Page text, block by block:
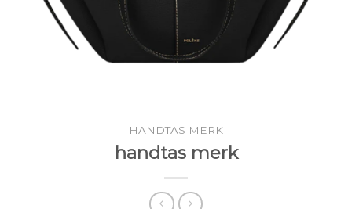
HANDTAS MERK
handtas merk